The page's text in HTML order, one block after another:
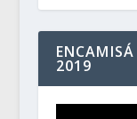
2019